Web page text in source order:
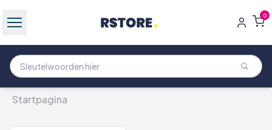
0
Startpagina